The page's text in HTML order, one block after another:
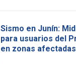
Sismo en Junín:
para usuarios del
en zonas afectadas